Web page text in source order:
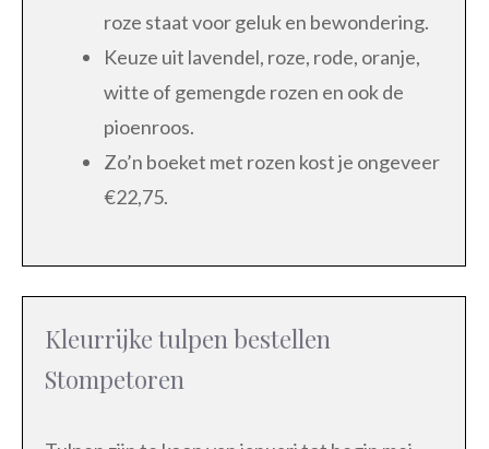
roze staat voor geluk en bewondering.
Keuze uit lavendel, roze, rode, oranje,
witte of gemengde rozen en ook de
pioenroos.
Zo’n boeket met rozen kost je ongeveer
€22,75.
Kleurrijke tulpen bestellen
Stompetoren